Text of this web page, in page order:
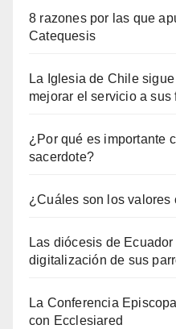
8 razones por las que
Catequesis
La Iglesia de Chile
mejorar el servicio a sus
¿Por qué es importante
sacerdote?
¿Cuáles son los valores
Las diócesis de
digitalización de sus
La Conferencia
con Ecclesiared